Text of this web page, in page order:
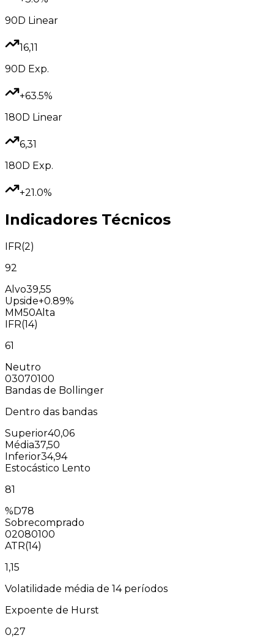
90D Linear
16,11
90D Exp.
+63.5%
180D Linear
6,31
180D Exp.
+21.0%
Indicadores Técnicos
IFR(2)
92
Alvo39,55
Upside+0.89%
MM50Alta
IFR(14)
61
Neutro
03070100
Bandas de Bollinger
Dentro das bandas
Superior40,06
Média37,50
Inferior34,94
Estocástico Lento
81
%D78
Sobrecomprado
02080100
ATR(14)
1,15
Volatilidade média de 14 períodos
Expoente de Hurst
0,27